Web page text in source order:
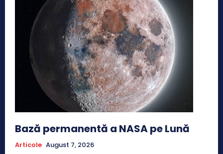
Bază permanentă a NASA pe Lună
Articole August 7, 2026